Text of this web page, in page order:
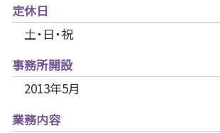
定休日
土・日・祝
事務所開設
2013年5月
業務内容